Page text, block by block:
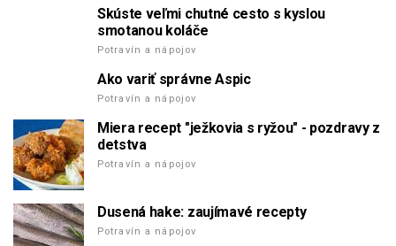
Skúste veľmi chutné cesto s kyslou
smotanou koláče
Potravín a nápojov
Ako variť správne Aspic
Potravín a nápojov
Miera recept "ježkovia s ryžou" - pozdravy z
detstva
Potravín a nápojov
Dusená hake: zaujímavé recepty
Potravín a nápojov